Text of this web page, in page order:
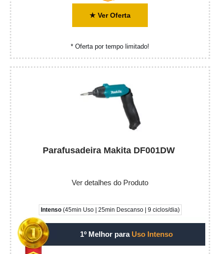
★ Ver Oferta
* Oferta por tempo limitado!
Parafusadeira Makita DF001DW
Ver detalhes do Produto
Intenso(45min Uso | 25min Descanso | 9 ciclos/dia)
1º Melhor para Uso Intenso